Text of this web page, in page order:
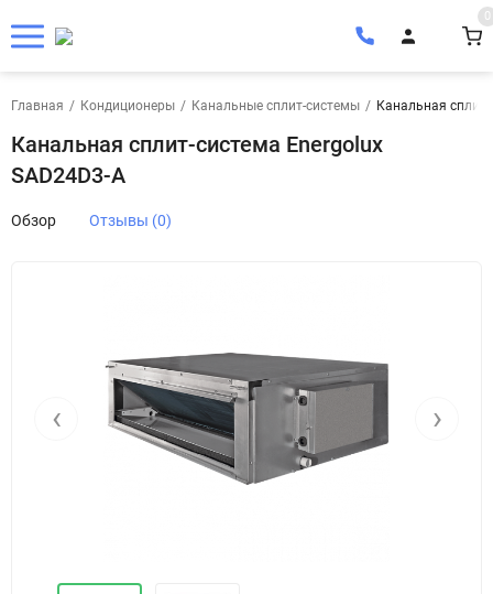
0
Главная / Кондиционеры / Канальные сплит-системы / Канальная
Канальная сплит-система Energolux
SAD24D3-A
Обзор Отзывы (0)
‹ ›